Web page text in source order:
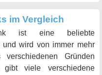
im Vergleich
ist eine beliebte
und wird von immer mehr
verschiedenen Gründen
gibt viele verschiedene